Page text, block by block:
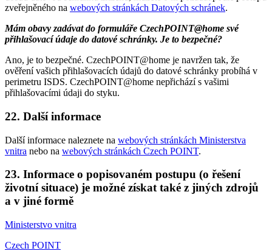
zveřejněného na webových stránkách Datových schránek.
Mám obavy zadávat do formuláře CzechPOINT@home své
přihlašovací údaje do datové schránky. Je to bezpečné?
Ano, je to bezpečné. CzechPOINT@home je navržen tak, že
ověření vašich přihlašovacích údajů do datové schránky probíhá v
perimetru ISDS. CzechPOINT@home nepřichází s vašimi
přihlašovacími údaji do styku.
22. Další informace
Další informace naleznete na webových stránkách Ministerstva
vnitra nebo na webových stránkách Czech POINT.
23. Informace o popisovaném postupu (o řešení
životní situace) je možné získat také z jiných zdrojů
a v jiné formě
Ministerstvo vnitra
Czech POINT